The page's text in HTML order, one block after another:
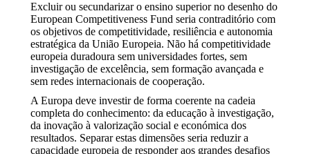
Excluir ou secundarizar o ensino superior no desenho do
European Competitiveness Fund seria contraditório com
os objetivos de competitividade, resiliência e autonomia
estratégica da União Europeia. Não há competitividade
europeia duradoura sem universidades fortes, sem
investigação de excelência, sem formação avançada e
sem redes internacionais de cooperação.
A Europa deve investir de forma coerente na cadeia
completa do conhecimento: da educação à investigação,
da inovação à valorização social e económica dos
resultados. Separar estas dimensões seria reduzir a
capacidade europeia de responder aos grandes desafios